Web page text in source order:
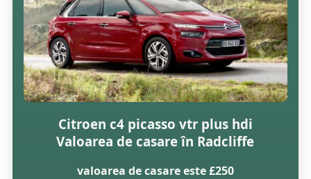
Citroen c4 picasso vtr plus hdi
Valoarea de casare în Radcliffe
valoarea de casare este £250